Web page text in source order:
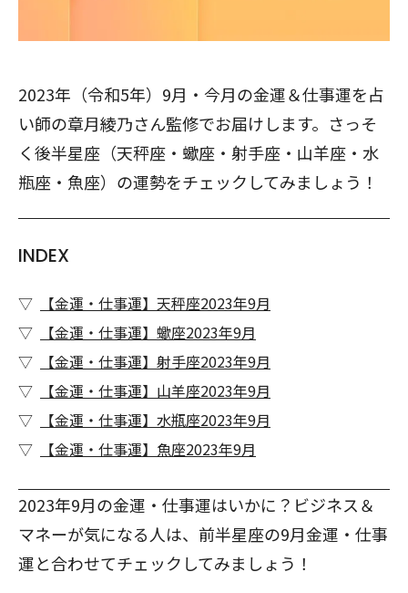
2023年（令和5年）9月・今月の金運＆仕事運を占
い師の章月綾乃さん監修でお届けします。さっそ
く後半星座（天秤座・蠍座・射手座・山羊座・水
瓶座・魚座）の運勢をチェックしてみましょう！
INDEX
【金運・仕事運】天秤座2023年9月
【金運・仕事運】蠍座2023年9月
【金運・仕事運】射手座2023年9月
【金運・仕事運】山羊座2023年9月
【金運・仕事運】水瓶座2023年9月
【金運・仕事運】魚座2023年9月
2023年9月の金運・仕事運はいかに？ビジネス＆
マネーが気になる人は、 前半星座の9月金運・仕事
運と合わせてチェックしてみましょう！